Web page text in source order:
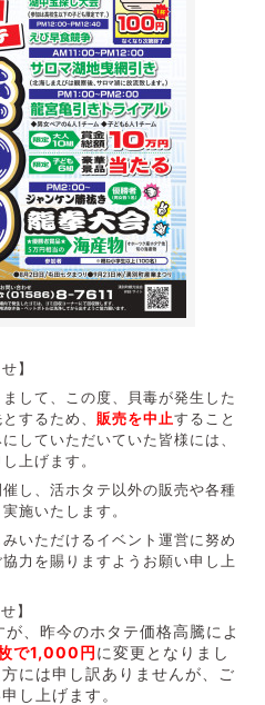
】
まして、この度、貝毒が発生した
するため、 販売を中止すること
していただいていた皆様には、
上げます。
し、活ホタテ以外の販売や各種
施いたします。
いただけるイベント運営に努め
力を賜りますようお願い申し上
】
が、昨今のホタテ価格高騰によ
で1,000円に変更となりまし
には申し訳ありませんが、ご
し上げます。